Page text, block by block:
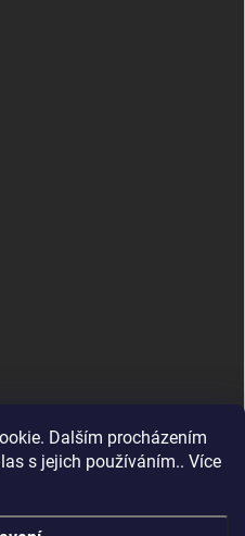
Dalším procházením
s jejich používáním.. Více